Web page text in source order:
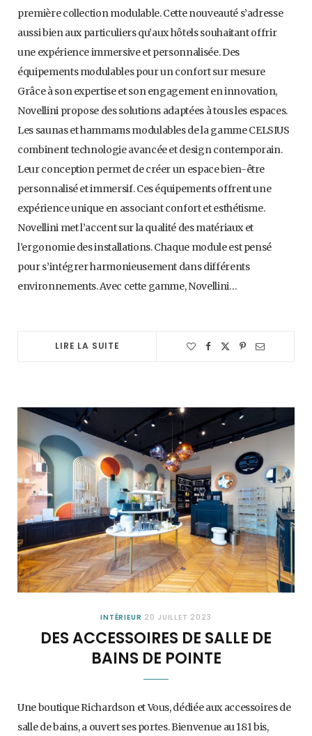
première collection modulable. Cette nouveauté s’adresse
aussi bien aux particuliers qu’aux hôtels souhaitant offrir
une expérience immersive et personnalisée. Des
équipements modulables pour un confort sur mesure
Grâce à son expertise et son engagement en innovation,
Novellini propose des solutions adaptées à tous les espaces.
Les saunas et hammams modulables de la gamme CELSIUS
combinent technologie avancée et design contemporain.
Leur conception permet de créer un espace bien-être
personnalisé et immersif. Ces équipements offrent une
expérience unique en associant confort et esthétisme.
Novellini met l’accent sur la qualité des matériaux et
l’ergonomie des installations. Chaque module est pensé
pour s’intégrer harmonieusement dans différents
environnements. Avec cette gamme, Novellini…
LIRE LA SUITE
INTÉRIEUR 20 JUILLET 2023
DES ACCESSOIRES DE SALLE DE
BAINS DE POINTE
Une boutique Richardson et Vous, dédiée aux accessoires de
salle de bains, a ouvert ses portes. Bienvenue au 181 bis,